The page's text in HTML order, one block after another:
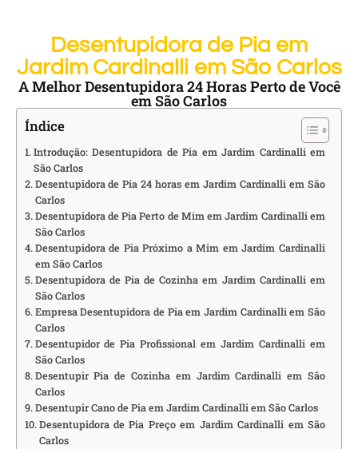
Desentupidora de Pia em
Jardim Cardinalli em São Carlos
A Melhor Desentupidora 24 Horas Perto de Você
em São Carlos
Índice
Introdução: Desentupidora de Pia em Jardim Cardinalli em
São Carlos
Desentupidora de Pia 24 horas em Jardim Cardinalli em São
Carlos
Desentupidora de Pia Perto de Mim em Jardim Cardinalli em
São Carlos
Desentupidora de Pia Próximo a Mim em Jardim Cardinalli
em São Carlos
Desentupidora de Pia de Cozinha em Jardim Cardinalli em
São Carlos
Empresa Desentupidora de Pia em Jardim Cardinalli em São
Carlos
Desentupidor de Pia Profissional em Jardim Cardinalli em
São Carlos
Desentupir Pia de Cozinha em Jardim Cardinalli em São
Carlos
Desentupir Cano de Pia em Jardim Cardinalli em São Carlos
Desentupidora de Pia Preço em Jardim Cardinalli em São
Carlos